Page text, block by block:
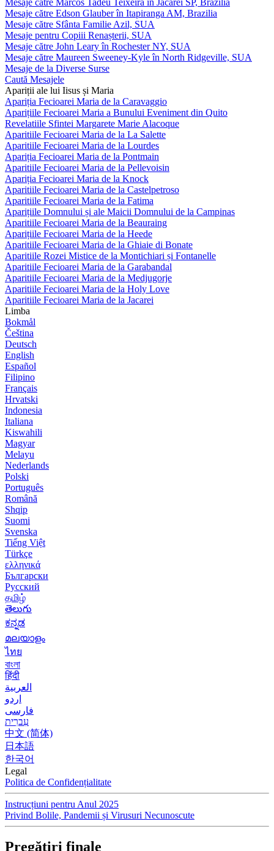
Mesaje către Edson Glauber în Itapiranga AM, Brazilia
Mesaje către Sfânta Familie Azil, SUA
Mesaje pentru Copiii Renașterii, SUA
Mesaje către John Leary în Rochester NY, SUA
Mesaje către Maureen Sweeney-Kyle în North Ridgeville, SUA
Mesaje de la Diverse Surse
Caută Mesajele
Apariții ale lui Iisus și Maria
Apariția Fecioarei Maria de la Caravaggio
Aparițiile Fecioarei Maria a Bunului Eveniment din Quito
Revelatiile Sfintei Margarete Marie Alacoque
Aparitiile Fecioarei Maria de la La Salette
Aparitiile Fecioarei Maria de la Lourdes
Apariția Fecioarei Maria de la Pontmain
Aparitiile Fecioarei Maria de la Pellevoisin
Apariția Fecioarei Maria de la Knock
Aparitiile Fecioarei Maria de la Castelpetroso
Aparitiile Fecioarei Maria de la Fatima
Aparițiile Domnului și ale Maicii Domnului de la Campinas
Aparitiile Fecioarei Maria de la Beauraing
Aparițiile Fecioarei Maria de la Heede
Aparitiile Fecioarei Maria de la Ghiaie di Bonate
Aparitiile Rozei Mistice de la Montichiari și Fontanelle
Aparitiile Fecioarei Maria de la Garabandal
Aparitiile Fecioarei Maria de la Medjugorje
Aparitiile Fecioarei Maria de la Holy Love
Aparitiile Fecioarei Maria de la Jacarei
Limba
Bokmål
Čeština
Deutsch
English
Español
Filipino
Français
Hrvatski
Indonesia
Italiana
Kiswahili
Magyar
Melayu
Nederlands
Polski
Português
Română
Shqip
Suomi
Svenska
Tiếng Việt
Türkçe
ελληνικά
Български
Русский
தமிழ்
తెలుగు
ಕನ್ನಡ
മലയാളം
ไทย
বাংলা
हिंदी
العربية
اردو
فارسی
עִברִית
中文 (简体)
日本語
한국어
Legal
Politica de Confidențialitate
Instrucțiuni pentru Anul 2025
Privind Bolile, Pandemii și Virusuri Necunoscute
Pregătiri finale